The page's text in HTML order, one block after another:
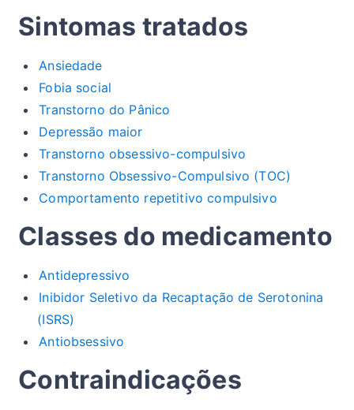
Sintomas tratados
Ansiedade
Fobia social
Transtorno do Pânico
Depressão maior
Transtorno obsessivo-compulsivo
Transtorno Obsessivo-Compulsivo (TOC)
Comportamento repetitivo compulsivo
Classes do medicamento
Antidepressivo
Inibidor Seletivo da Recaptação de Serotonina
(ISRS)
Antiobsessivo
Contraindicações